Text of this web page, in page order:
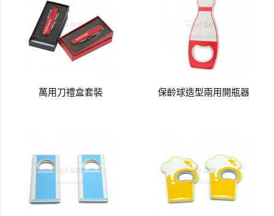
萬用刀禮盒套裝 保齡球造型兩用開瓶器